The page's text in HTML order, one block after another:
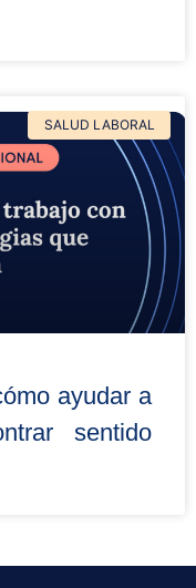
SALUD LABORAL
ayudar a
sentido